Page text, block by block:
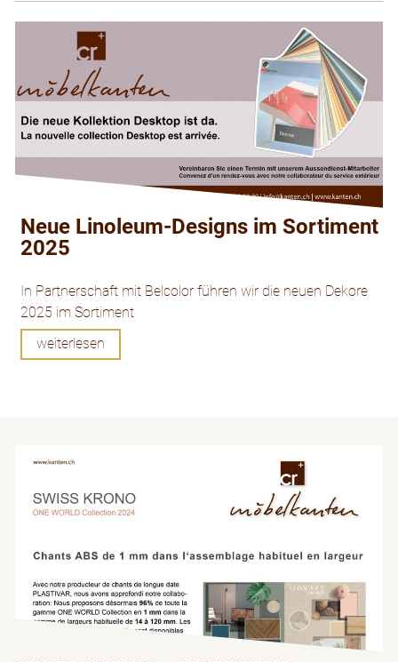
Neue Linoleum-Designs im Sortiment
2025
In Partnerschaft mit Belcolor führen wir die neuen Dekore
2025 im Sortiment
weiterlesen